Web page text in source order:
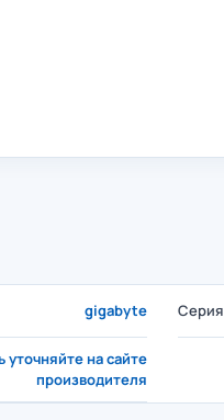
gigabyte Серия
уточняйте на сайте
производителя